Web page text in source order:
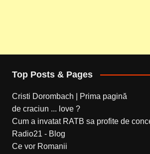
Top Posts & Pages
Cristi Dorombach | Prima pagină
de craciun ... love ?
Cum a invatat RATB sa profite de
Radio21 - Blog
Ce vor Romanii